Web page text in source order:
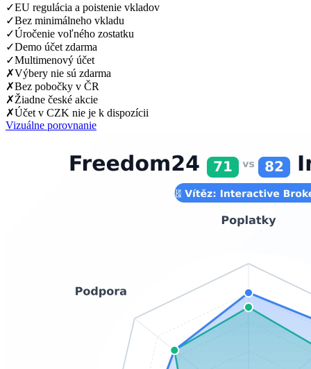
✓EU regulácia a poistenie vkladov
✓Bez minimálneho vkladu
✓Úročenie voľného zostatku
✓Demo účet zdarma
✓Multimenový účet
✗Výbery nie sú zdarma
✗Bez pobočky v ČR
✗Žiadne české akcie
✗Účet v CZK nie je k dispozícii
Vizuálne porovnanie